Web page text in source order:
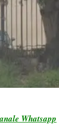
Whatsapp